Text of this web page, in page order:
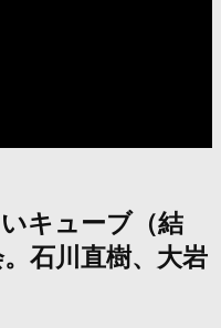
キューブ（結
石川直樹、大岩